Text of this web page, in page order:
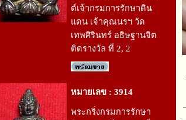
ต์เจ้ากรมการรักษาดิน
แดน เจ้าคุณนรฯ วัด
เทพศิรินทร์ อธิษฐานจิต
ติดรางวัล ที่ 2, 2
หมายเลข : 3914
พระกริ่งกรมการรักษา